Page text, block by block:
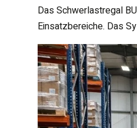
Das Schwerlastregal
Einsatzbereiche. Das